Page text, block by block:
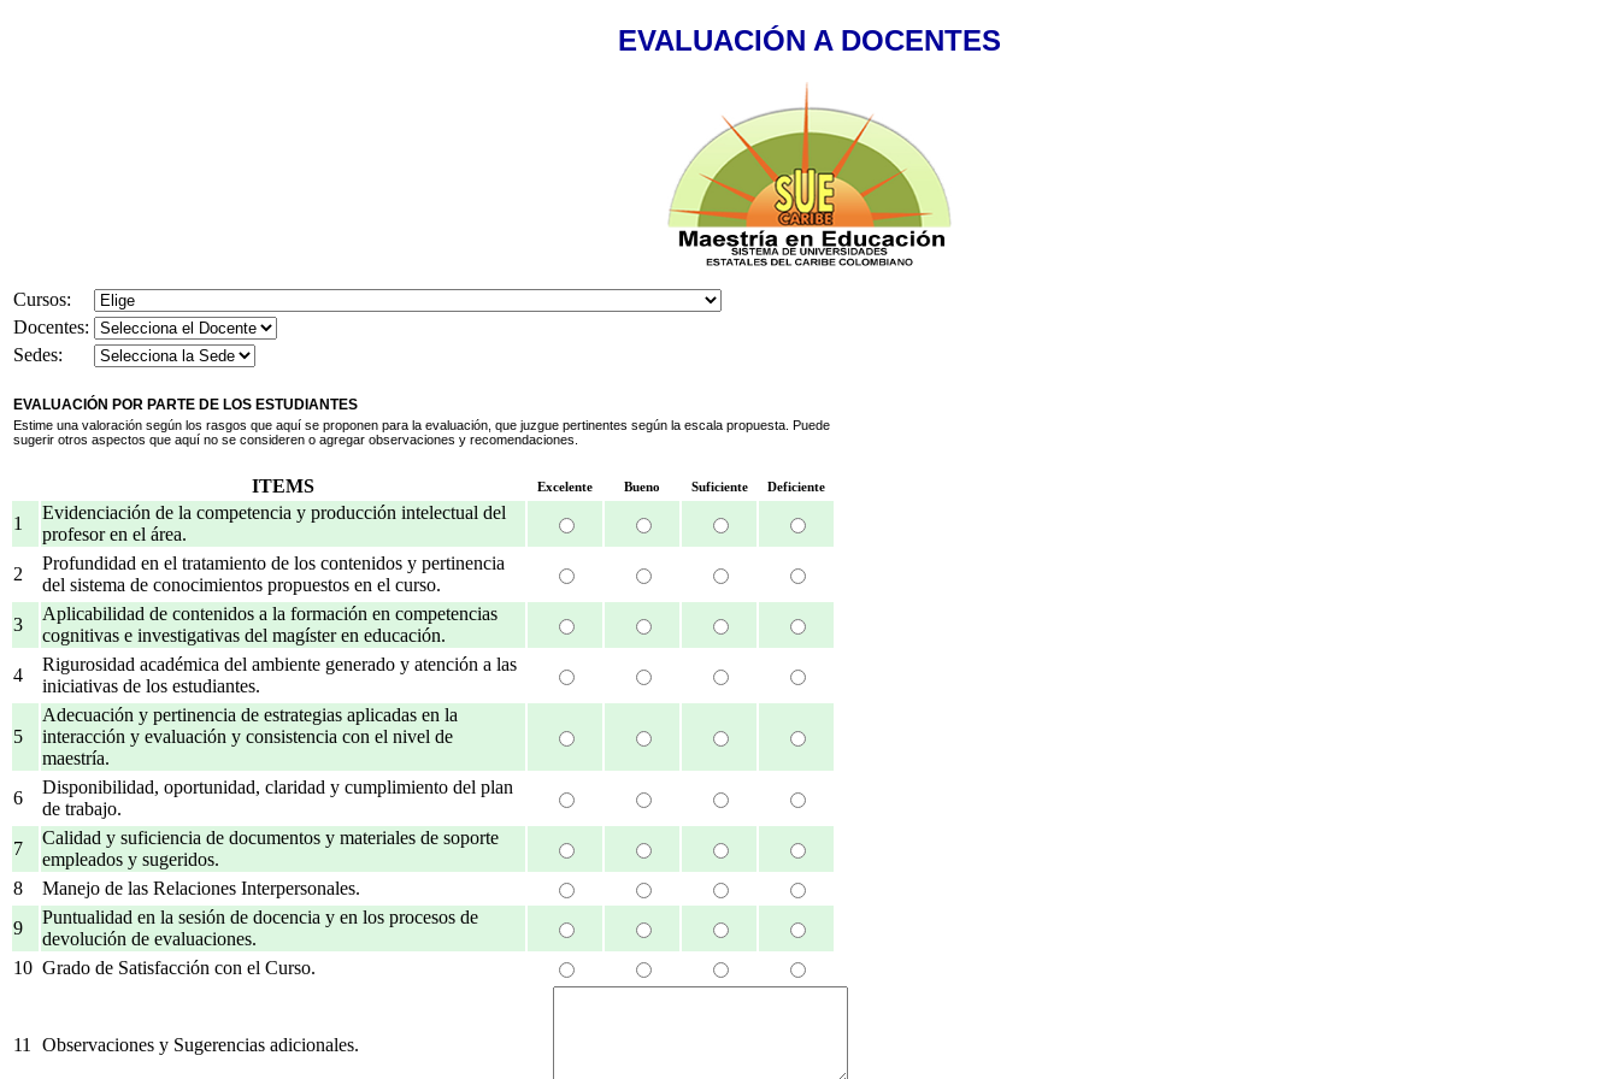
EVALUACIÓN A DOCENTES
Cursos:
Docentes:
Sedes:
EVALUACIÓN POR PARTE DE LOS ESTUDIANTES
Estime una valoración según los rasgos que aquí se proponen para la evaluación, que juzgue pertinentes según la escala propuesta. Puede
sugerir otros aspectos que aquí no se consideren o agregar observaciones y recomendaciones.
ITEMS Excelente Bueno Suficiente Deficiente
1
Evidenciación de la competencia y producción intelectual del
profesor en el área.
2
Profundidad en el tratamiento de los contenidos y pertinencia
del sistema de conocimientos propuestos en el curso.
3
Aplicabilidad de contenidos a la formación en competencias
cognitivas e investigativas del magíster en educación.
4
Rigurosidad académica del ambiente generado y atención a las
iniciativas de los estudiantes.
5
Adecuación y pertinencia de estrategias aplicadas en la
interacción y evaluación y consistencia con el nivel de
maestría.
6
Disponibilidad, oportunidad, claridad y cumplimiento del plan
de trabajo.
7
Calidad y suficiencia de documentos y materiales de soporte
empleados y sugeridos.
8
Manejo de las Relaciones Interpersonales.
9
Puntualidad en la sesión de docencia y en los procesos de
devolución de evaluaciones.
10 Grado de Satisfacción con el Curso.
11 Observaciones y Sugerencias adicionales.